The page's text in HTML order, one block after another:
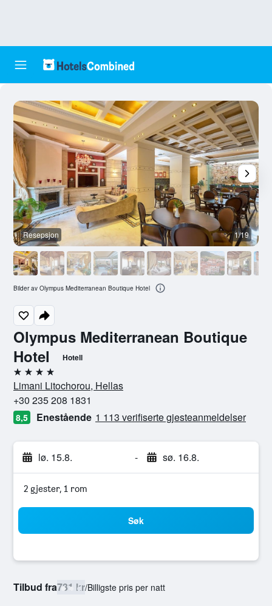
Olympus Mediterranean Boutique
Hotel
Hotell
4 stjerner
Limani Litochorou, Hellas
+30 235 208 1831
8,5 Enestående 1 113 verifiserte gjesteanmeldelser
lø. 15.8. - sø. 16.8.
2 gjester, 1 rom
Søk
Tilbud fra731 kr/Billigste pris per natt
Resepsjon 1/19
Bilder av Olympus Mediterranean Boutique Hotel